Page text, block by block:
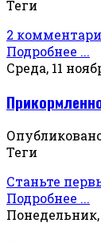
Теги
2
Подробнее ...
Среда, 11
Теги
Станьте
Подробнее ...
Понедельник,